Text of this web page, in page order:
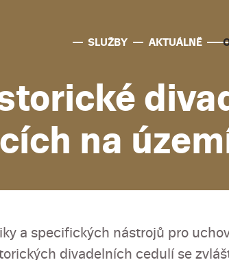
SLUŽBY AKTUÁLNĚ
na
a specifických nástrojů pro
divadelních cedulí se